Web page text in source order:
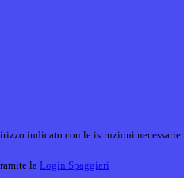
indicato con le istruzioni necessarie.
la Login Spaggiari